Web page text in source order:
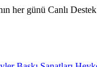
her günü Canlı Destek